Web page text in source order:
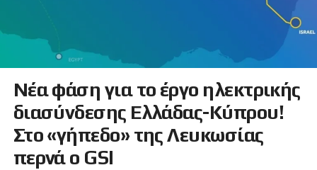
Νέα φάση για το έργο ηλεκτρικής
διασύνδεσης Ελλάδας-Κύπρου!
Στο «γήπεδο» της Λευκωσίας
περνά ο GSI